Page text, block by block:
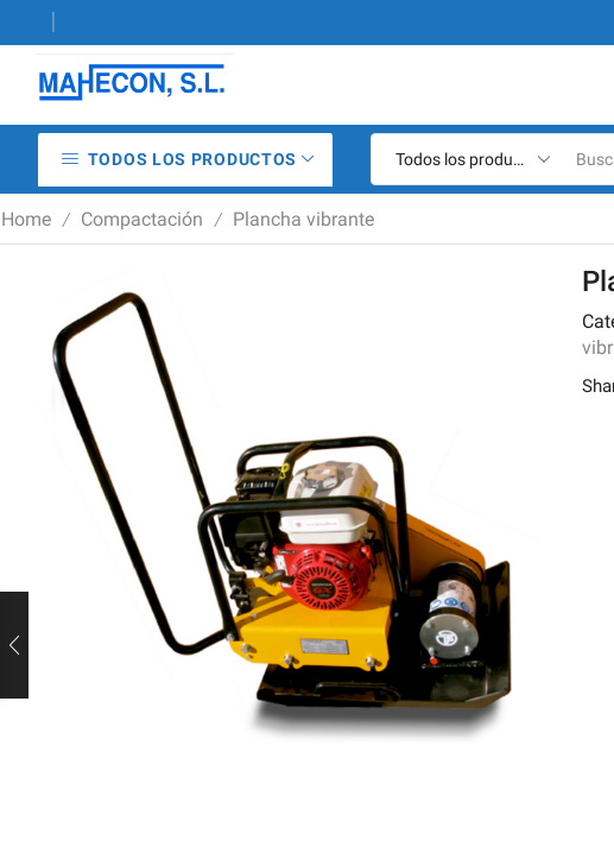
986 29 49 06 -
TODOS LOS PRODUCTOS
Home / Compactación / Plancha vibrante